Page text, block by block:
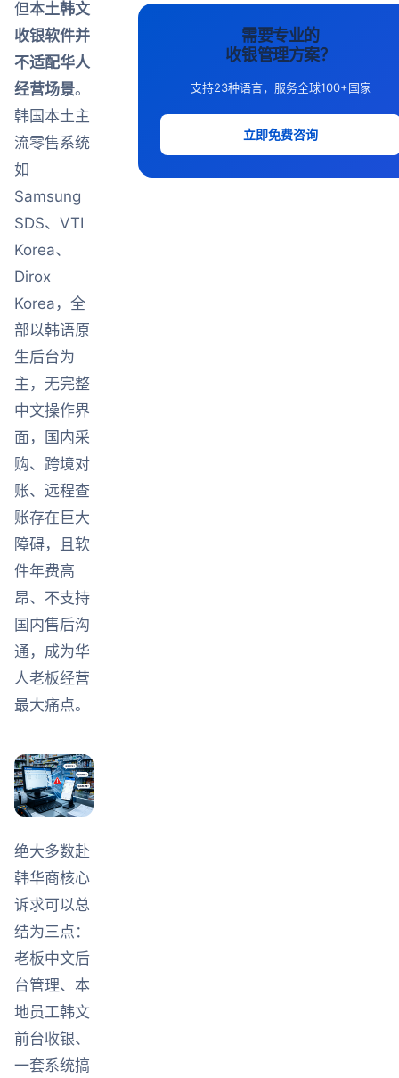
但本土韩文
收银软件并
不适配华人
经营场景。
韩国本土主
流零售系统
如
Samsung
SDS、VTI
Korea、
Dirox
Korea，全
部以韩语原
生后台为
主，无完整
中文操作界
面，国内采
购、跨境对
账、远程查
账存在巨大
障碍，且软
件年费高
昂、不支持
国内售后沟
通，成为华
人老板经营
最大痛点。
绝大多数赴
韩华商核心
诉求可以总
结为三点：
老板中文后
台管理、本
地员工韩文
前台收银、
一套系统搞
需要专业的
收银管理方案？
支持23种语言，服务全球100+国家
立即免费咨询